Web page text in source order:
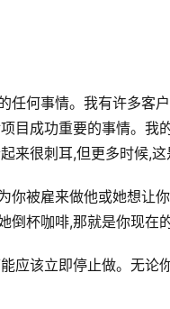
任何事情。我有许多客
目成功重要的事情。我
来很刺耳,但更多时候,这
你被雇来做他或她想让
杯咖啡,那就是你现在
应该立即停止做。无论